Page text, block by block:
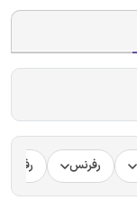
رفرنس